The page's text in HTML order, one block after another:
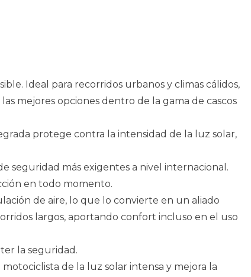
Ideal para recorridos urbanos y climas cálidos,
mejores opciones dentro de la gama de cascos
protege contra la intensidad de la luz solar,
seguridad más exigentes a nivel internacional.
en todo momento.
de aire, lo que lo convierte en un aliado
largos, aportando confort incluso en el uso
la seguridad.
de la luz solar intensa y mejora la